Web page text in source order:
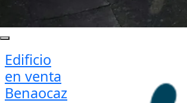
Edificio
en venta
Benaocaz